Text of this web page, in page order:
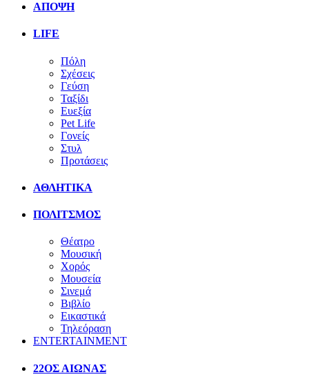
ΑΠΟΨΗ
LIFE
Πόλη
Σχέσεις
Γεύση
Ταξίδι
Ευεξία
Pet Life
Γονείς
Στυλ
Προτάσεις
ΑΘΛΗΤΙΚΑ
ΠΟΛΙΤΣΜΟΣ
Θέατρο
Μουσική
Χορός
Μουσεία
Σινεμά
Βιβλίο
Εικαστικά
Τηλεόραση
ENTERTAINMENT
22ΟΣ ΑΙΩΝΑΣ